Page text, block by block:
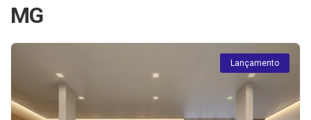
MG
Lançamento